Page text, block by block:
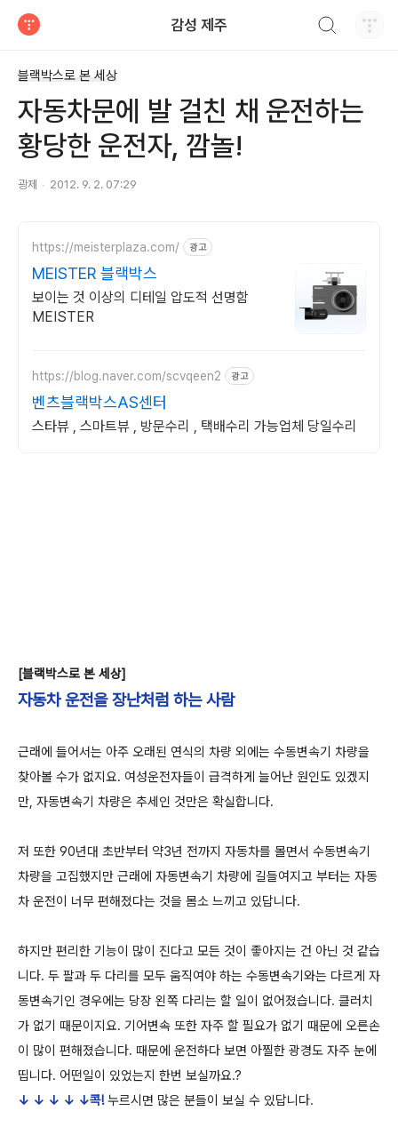
감성 제주
블랙박스로 본 세상
자동차문에 발 걸친 채 운전하는
황당한 운전자, 깜놀!
광제 2012. 9. 2. 07:29
https://meisterplaza.com/ 광고
MEISTER 블랙박스
보이는 것 이상의 디테일 압도적 선명함
MEISTER
https://blog.naver.com/scvqeen2 광고
벤츠블랙박스AS센터
스타뷰 , 스마트뷰 , 방문수리 , 택배수리 가능업체 당일수리
[블랙박스로 본 세상]
자동차 운전을 장난처럼 하는 사람
근래에 들어서는 아주 오래된 연식의 차량 외에는 수동변속기 차량을
찾아볼 수가 없지요. 여성운전자들이 급격하게 늘어난 원인도 있겠지
만, 자동변속기 차량은 추세인 것만은 확실합니다.
저 또한 90년대 초반부터 약3년 전까지 자동차를 몰면서 수동변속기
차량을 고집했지만 근래에 자동변속기 차량에 길들여지고 부터는 자동
차 운전이 너무 편해졌다는 것을 몸소 느끼고 있답니다.
하지만 편리한 기능이 많이 진다고 모든 것이 좋아지는 건 아닌 것 같습
니다. 두 팔과 두 다리를 모두 움직여야 하는 수동변속기와는 다르게 자
동변속기인 경우에는 당장 왼쪽 다리는 할 일이 없어졌습니다. 클러치
가 없기 때문이지요. 기어변속 또한 자주 할 필요가 없기 때문에 오른손
이 많이 편해졌습니다. 때문에 운전하다 보면 아찔한 광경도 자주 눈에
띱니다. 어떤일이 있었는지 한번 보실까요.?
↓ ↓ ↓ ↓ ↓콕!누르시면 많은 분들이 보실 수 있답니다.